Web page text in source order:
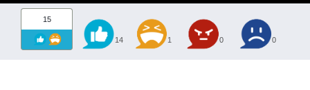
15
14 1 0 0